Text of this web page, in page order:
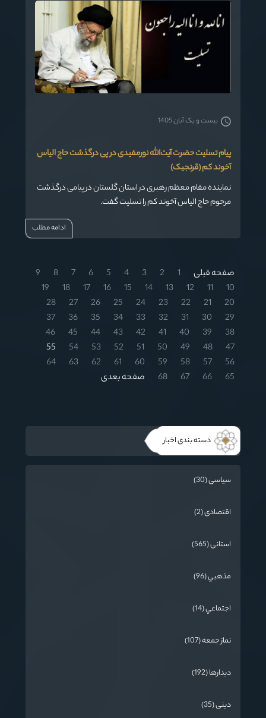
پیام تسلیت حضرت آیت‌الله نورمفیدی در پی درگذشت حاج الیاس
آخوند کم (قرنجیک)
نماینده مقام معظم رهبری در استان گلستان در پیامی درگذشت
مرحوم حاج الیاس آخوند کم را تسلیت گفت.
بیست و یک آبان 1405
ادامه مطلب
صفحه قبلی 1
2
3
4
5
6
7
8
9
10
11
12
13
14
15
16
17
18
19
20
21
22
23
24
25
26
27
28
29
30
31
32
33
34
35
36
37
38
39
40
41
42
43
44
45
46
47
48
49
50
51
52
53
54
55
56
57
58
59
60
61
62
63
64
65
66
67
68 صفحه بعدی
دسته بندی اخبار
سیاسی (30)
اقتصادی (2)
استانی (565)
مذهبي (96)
اجتماعي (14)
نماز جمعه (107)
دیدارها (192)
دینی (35)